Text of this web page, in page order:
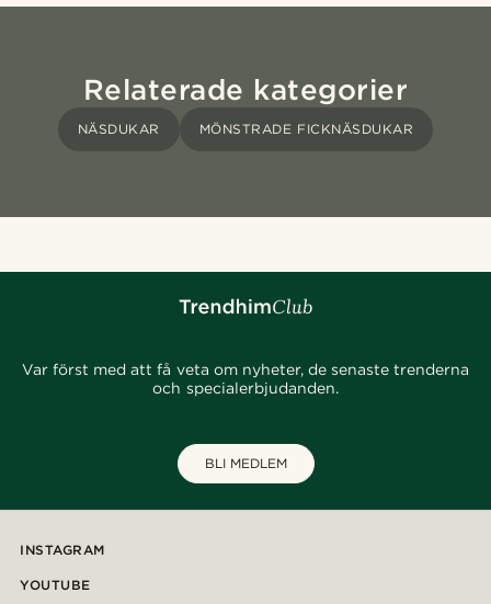
Relaterade kategorier
NÄSDUKAR MÖNSTRADE FICKNÄSDUKAR
Var först med att få veta om nyheter, de senaste trenderna
och specialerbjudanden.
BLI MEDLEM
INSTAGRAM
YOUTUBE